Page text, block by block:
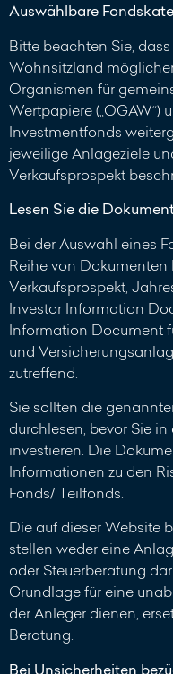
Auswählbare
Bitte beachten Sie,
Wohnsitzland
Organismen für
Wertpapiere („OGAW“)
Investmentfonds
jeweilige Anlageziele
Verkaufsprospekt
Lesen Sie die
Bei der Auswahl eines
Reihe von Dokumenten
Verkaufsprospekt,
Investor Information
Information Document
und
zutreffend.
Sie sollten die
durchlesen, bevor Sie
investieren. Die
Informationen zu den
Fonds/ Teilfonds.
Die auf dieser Website
stellen weder eine
oder Steuerberatung
Grundlage für eine
der Anleger dienen,
Beratung.
Bei Unsicherheiten